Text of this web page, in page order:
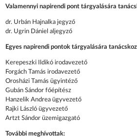
Valamennyi napirendi pont tárgyalására
dr. Urbán Hajnalka jegyző
dr. Ugrin Dániel aljegyző
Egyes napirendi pontok tárgyalására
Kerepeszki Ildikó irodavezető
Forgách Tamás irodavezető
Orosházi Tamás ügyintéző
Gubán Sándor főépítész
Hanzelik Andrea ügyvezető
Rajki László ügyvezető
Artzt Sándor üzemigazgató
További meghívottak: